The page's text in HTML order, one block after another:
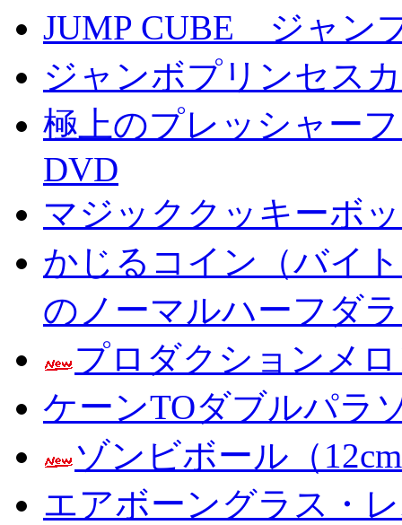
JUMP CUBE ジャン
ジャンボプリンセス
極上のプレッシャー
DVD
マジッククッキーボ
かじるコイン（バイ
のノーマルハーフダ
プロダクションメ
ケーンTOダブルパラ
ゾンビボール（
エアボーングラス・